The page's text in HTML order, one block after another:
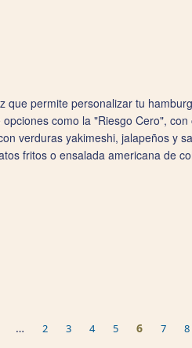
que permite personalizar tu
como la "Riesgo Cero",
verduras yakimeshi, jalapeños y
fritos o ensalada americana de
… 2 3 4 5 6 7 8